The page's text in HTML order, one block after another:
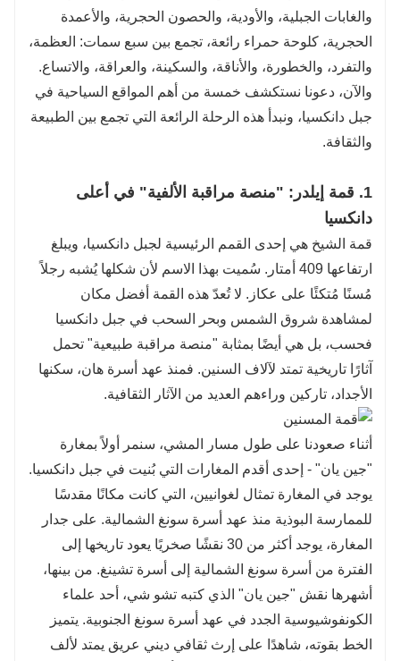
والغابات الجبلية، والأودية، والحصون الحجرية، والأعمدة
الحجرية، كلوحة حمراء رائعة، تجمع بين سبع سمات: العظمة،
والتفرد، والخطورة، والأناقة، والسكينة، والعراقة، والاتساع.
والآن، دعونا نستكشف خمسة من أهم المواقع السياحية في
جبل دانكسيا، ونبدأ هذه الرحلة الرائعة التي تجمع بين الطبيعة
والثقافة.
1. قمة إيلدر: "منصة مراقبة الألفية" في أعلى
دانكسيا
قمة الشيخ هي إحدى القمم الرئيسية لجبل دانكسيا، ويبلغ
ارتفاعها 409 أمتار. سُميت بهذا الاسم لأن شكلها يُشبه رجلاً
مُسنًا مُتكئًا على عكاز. لا تُعدّ هذه القمة أفضل مكان
لمشاهدة شروق الشمس وبحر السحب في جبل دانكسيا
فحسب، بل هي أيضًا بمثابة "منصة مراقبة طبيعية" تحمل
آثارًا تاريخية تمتد لآلاف السنين. فمنذ عهد أسرة هان، سكنها
الأجداد، تاركين وراءهم العديد من الآثار الثقافية.
أثناء صعودنا على طول مسار المشي، سنمر أولاً بمغارة
"جين يان" - إحدى أقدم المغارات التي بُنيت في جبل دانكسيا.
يوجد في المغارة تمثال لغوانيين، التي كانت مكانًا مقدسًا
للممارسة البوذية منذ عهد أسرة سونغ الشمالية. على جدار
المغارة، يوجد أكثر من 30 نقشًا صخريًا يعود تاريخها إلى
الفترة من أسرة سونغ الشمالية إلى أسرة تشينغ. من بينها،
أشهرها نقش "جين يان" الذي كتبه تشو شي، أحد علماء
الكونفوشيوسية الجدد في عهد أسرة سونغ الجنوبية. يتميز
الخط بقوته، شاهدًا على إرث ثقافي ديني عريق يمتد لألف